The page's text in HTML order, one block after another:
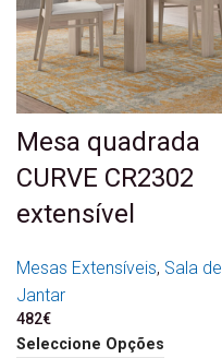
Mesa quadrada
CURVE CR2302
extensível
Mesas Extensíveis, Sala de
Jantar
482€
Seleccione Opções